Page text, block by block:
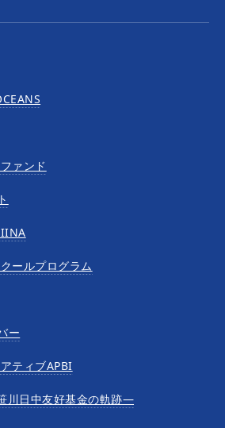
ァンド
ールプログラム
ー
ティブAPBI
川日中友好基金の軌跡—